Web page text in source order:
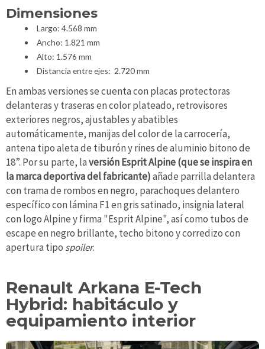
Dimensiones
Largo: 4.568 mm
Ancho: 1.821 mm
Alto: 1.576 mm
Distancia entre ejes: 2.720 mm
En ambas versiones se cuenta con placas protectoras
delanteras y traseras en color plateado, retrovisores
exteriores negros, ajustables y abatibles
automáticamente, manijas del color de la carrocería,
antena tipo aleta de tiburón y rines de aluminio bitono de
18”. Por su parte, laversión Esprit Alpine (que se inspira en
la marca deportiva del fabricante)añade parrilla delantera
con trama de rombos en negro, parachoques delantero
específico con lámina F1 en gris satinado, insignia lateral
con logo Alpine y firma "Esprit Alpine", así como tubos de
escape en negro brillante, techo bitono y corredizo con
apertura tipo spoiler.
Renault Arkana E-Tech
Hybrid: habitáculo y
equipamiento interior